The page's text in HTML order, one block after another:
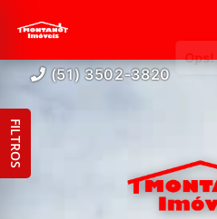
(51) 3502-3820
FILTROS